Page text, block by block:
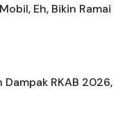
Eh, Bikin Ramai
RKAB 2026,